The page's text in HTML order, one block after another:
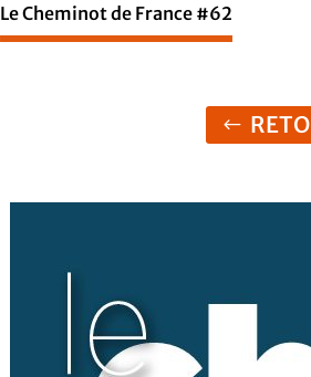
Le Cheminot de France #62